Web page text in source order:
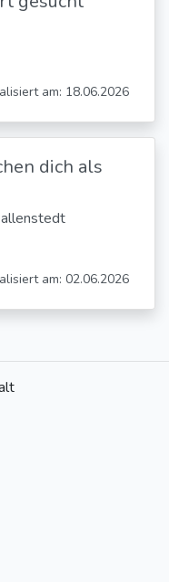
am: 18.06.2026
dich als
am: 02.06.2026